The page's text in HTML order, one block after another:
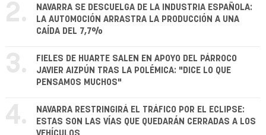
2.
NAVARRA SE DESCUELGA DE LA INDUSTRIA ESPAÑOLA:
LA AUTOMOCIÓN ARRASTRA LA PRODUCCIÓN A UNA
CAÍDA DEL 7,7%
3.
FIELES DE HUARTE SALEN EN APOYO DEL PÁRROCO
JAVIER AIZPÚN TRAS LA POLÉMICA: "DICE LO QUE
PENSAMOS MUCHOS"
4.
NAVARRA RESTRINGIRÁ EL TRÁFICO POR EL ECLIPSE:
ESTAS SON LAS VÍAS QUE QUEDARÁN CERRADAS A LOS